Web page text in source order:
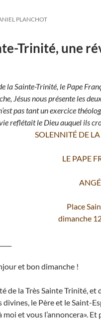
PLANCHOT
Trinité, une
la Sainte-Trinité, le Pape
Jésus nous présente les
pas tant un exercice
reflétait le Dieu auquel ils
SOLENNITÉ DE
LE PAPE
Place
dimanche
et bon dimanche !
de la Très Sainte Trinité, et
le Père et le Saint-
et vous l’annoncera».